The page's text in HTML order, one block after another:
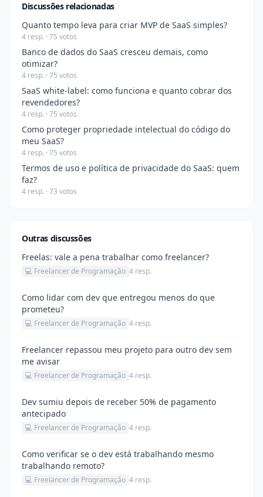
Discussões relacionadas
Quanto tempo leva para criar MVP de SaaS simples?
4 resp. · 75 votos
Banco de dados do SaaS cresceu demais, como
otimizar?
4 resp. · 75 votos
SaaS white-label: como funciona e quanto cobrar dos
revendedores?
4 resp. · 75 votos
Como proteger propriedade intelectual do código do
meu SaaS?
4 resp. · 75 votos
Termos de uso e política de privacidade do SaaS: quem
faz?
4 resp. · 73 votos
Outras discussões
Freelas: vale a pena trabalhar como freelancer?
💻 Freelancer de Programação 4 resp.
Como lidar com dev que entregou menos do que
prometeu?
💻 Freelancer de Programação 4 resp.
Freelancer repassou meu projeto para outro dev sem
me avisar
💻 Freelancer de Programação 4 resp.
Dev sumiu depois de receber 50% de pagamento
antecipado
💻 Freelancer de Programação 4 resp.
Como verificar se o dev está trabalhando mesmo
trabalhando remoto?
💻 Freelancer de Programação 4 resp.